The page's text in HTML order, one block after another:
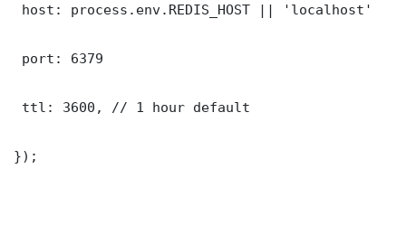
host: process.env.REDIS_HOST || 'localhost'
port: 6379
ttl: 3600, // 1 hour default
});